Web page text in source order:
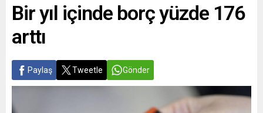
Bir yıl içinde borç yüzde 176
arttı
Paylaş Tweetle Gönder